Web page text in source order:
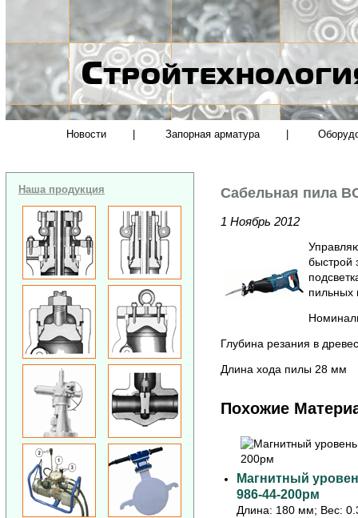
Новости Запорная арматура
Наша продукция Сабельная пила
1 Ноябрь 2012
быстрой
пильных
Глубина резания в
Длина хода пилы 28 мм
Похожие
Магнитный
986-44-200рм
Длина: 180 мм; Вес: